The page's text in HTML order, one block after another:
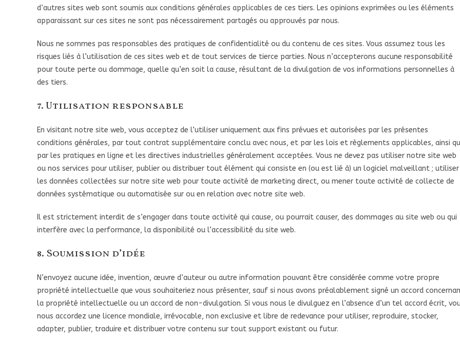
d’autres sites web sont soumis aux conditions générales applicables de ces tiers. Les opinions exprimées ou les éléments
apparaissant sur ces sites ne sont pas nécessairement partagés ou approuvés par nous.
Nous ne sommes pas responsables des pratiques de confidentialité ou du contenu de ces sites. Vous assumez tous les
risques liés à l’utilisation de ces sites web et de tout services de tierce parties. Nous n’accepterons aucune responsabilité
pour toute perte ou dommage, quelle qu’en soit la cause, résultant de la divulgation de vos informations personnelles à
des tiers.
7. Utilisation responsable
En visitant notre site web, vous acceptez de l’utiliser uniquement aux fins prévues et autorisées par les présentes
conditions générales, par tout contrat supplémentaire conclu avec nous, et par les lois et règlements applicables, ainsi
par les pratiques en ligne et les directives industrielles généralement acceptées. Vous ne devez pas utiliser notre site web
ou nos services pour utiliser, publier ou distribuer tout élément qui consiste en (ou est lié à) un logiciel malveillant ; utiliser
les données collectées sur notre site web pour toute activité de marketing direct, ou mener toute activité de collecte de
données systématique ou automatisée sur ou en relation avec notre site web.
Il est strictement interdit de s’engager dans toute activité qui cause, ou pourrait causer, des dommages au site web ou qui
interfère avec la performance, la disponibilité ou l’accessibilité du site web.
8. Soumission d’idée
N’envoyez aucune idée, invention, œuvre d’auteur ou autre information pouvant être considérée comme votre propre
propriété intellectuelle que vous souhaiteriez nous présenter, sauf si nous avons préalablement signé un accord
la propriété intellectuelle ou un accord de non-divulgation. Si vous nous le divulguez en l’absence d’un tel accord écrit,
nous accordez une licence mondiale, irrévocable, non exclusive et libre de redevance pour utiliser, reproduire, stocker,
adapter, publier, traduire et distribuer votre contenu sur tout support existant ou futur.